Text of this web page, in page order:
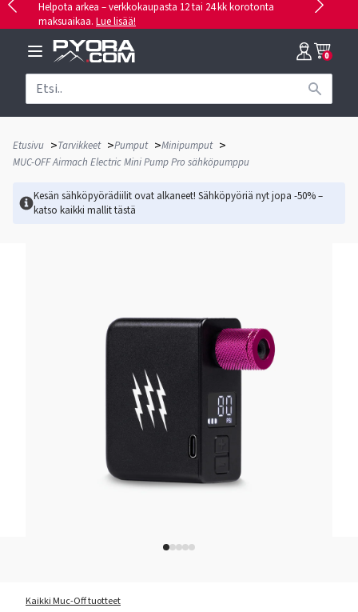
Helpota arkea – verkkokaupasta 12 tai 24 kk korotonta
maksuaikaa. Lue lisää!
0
Etusivu >Tarvikkeet >Pumput >Minipumput >
MUC-OFF Airmach Electric Mini Pump Pro sähköpumppu
Kesän sähköpyörädiilit ovat alkaneet! Sähköpyöriä nyt jopa -50% –
katso kaikki mallittästä
Kaikki Muc-Off tuotteet